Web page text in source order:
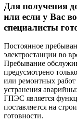
Для получения
или если у Вас
специалисты
Постоянное
электростанции во
Пребывание
предусмотрено
или ремонтных
устранения
ГПЭС является
поставляется на
готовности.